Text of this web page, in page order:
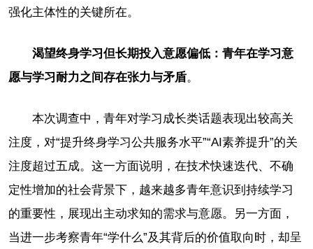
强化主体性的关键所在。
渴望终身学习但长期投入意愿偏低：青年在学习意
愿与学习耐力之间存在张力与矛盾。
本次调查中，青年对学习成长类话题表现出较高关
注度，对“提升终身学习公共服务水平”“AI素养提升”的关
注度超过五成。这一方面说明，在技术快速迭代、不确
定性增加的社会背景下，越来越多青年意识到持续学习
的重要性，展现出主动求知的需求与意愿。另一方面，
当进一步考察青年“学什么”及其背后的价值取向时，却呈